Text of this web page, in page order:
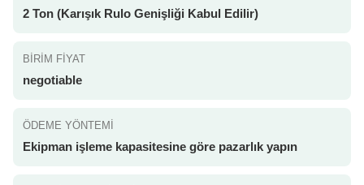
2 Ton (Karışık Rulo Genişliği Kabul Edilir)
BIRIM FIYAT
negotiable
ÖDEME YÖNTEMI
Ekipman işleme kapasitesine göre pazarlık yapın